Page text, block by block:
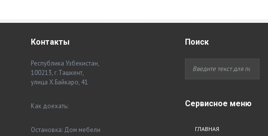
Контакты
Республика Узбекистан,
100213, г.Ташкент,
улица Х.Байкаро, 41
Как доехать:
Остановка: Дом мебели
Поиск
Сервисное меню
ГЛАВНАЯ